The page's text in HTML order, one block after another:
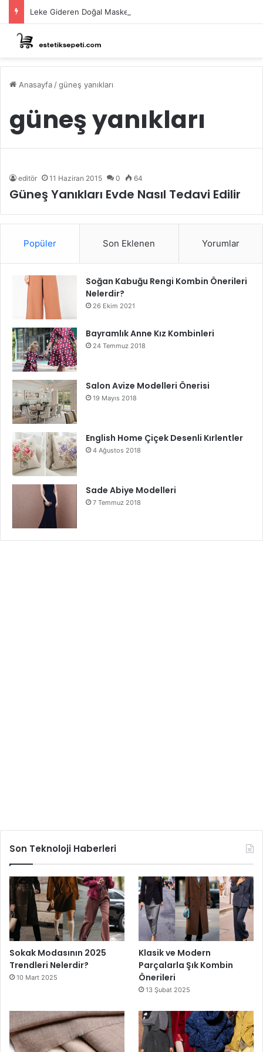
Leke Gideren Doğal Maskeler Nasıl Yapılır?
Anasayfa /güneş yanıkları
güneş yanıkları
editör 11 Haziran 2015 0 64
Güneş Yanıkları Evde Nasıl Tedavi Edilir
Popüler Son Eklenen Yorumlar
Soğan Kabuğu Rengi Kombin Önerileri
Nelerdir?
26 Ekim 2021
Bayramlık Anne Kız Kombinleri
24 Temmuz 2018
Salon Avize Modelleri Önerisi
19 Mayıs 2018
English Home Çiçek Desenli Kırlentler
4 Ağustos 2018
Sade Abiye Modelleri
7 Temmuz 2018
Son Teknoloji Haberleri
Sokak Modasının 2025
Trendleri Nelerdir?
10 Mart 2025
Klasik ve Modern
Parçalarla Şık Kombin
Önerileri
13 Şubat 2025